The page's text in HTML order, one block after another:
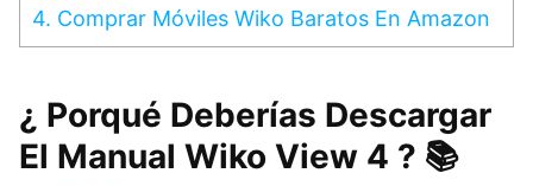
4. Comprar Móviles Wiko Baratos En Amazon
¿ Porqué Deberías Descargar
El Manual Wiko View 4 ? 📚